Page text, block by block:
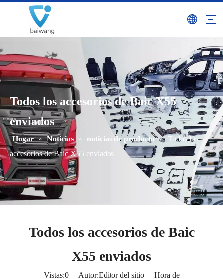
Todos los accesorios de Baic X55
enviados
Hogar » Noticias » noticias de producto » Todos los
accesorios de Baic X55 enviados
Todos los accesorios de Baic
X55 enviados
Vistas:0Autor:Editor del sitio Hora de